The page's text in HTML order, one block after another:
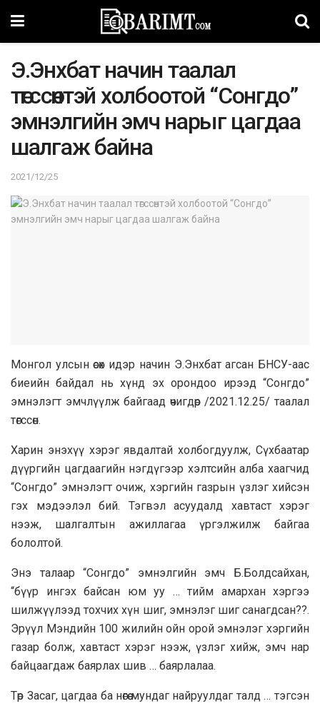
Э.Энхбат начин таалал
төгссөнтэй холбоотой “Сонгдо”
эмнэлгийн эмч нарыг цагдаа
шалгаж байна
2021/12/25
Монгол улсын өсөх идэр начин Э.Энхбат агсан БНСУ-аас
биеийн байдал нь хүнд эх орондоо ирээд “Сонгдо”
эмнэлэгт эмчлүүлж байгаад өчигдөр /2021.12.25/ таалал
төгссөн.
Харин энэхүү хэрэг явдалтай холбогдуулж, Сүхбаатар
дүүргийн цагдаагийн нэгдүгээр хэлтсийн алба хаагчид
“Сонгдо” эмнэлэгт очиж, хэргийн газрын үзлэг хийсэн
гэх мэдээлэл бий. Тэгвэл асуудалд хавтаст хэрэг
нээж, шалгалтын ажиллагаа үргэлжилж байгаа
бололтой.
Энэ талаар “Сонгдо” эмнэлгийн эмч Б.Болдсайхан,
“бүүр ингэх байсан юм уу … тийм амархан хэргээ
шилжүүлээд тохчих хүн шиг, эмнэлэг шиг санагдсан??.
Эрүүл Мэндийн 100 жилийн ойн орой эмнэлэг хэргийн
газар болж, хавтаст хэрэг нээж, үзлэг хийж, эмч нар
байцаагдаж баярлах шив … баярлалаа.
Төр Засаг, цагдаа ба нөгөө мундаг найруулдаг талд … тэгсэн